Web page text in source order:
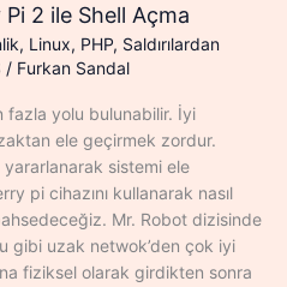
2 ile Shell Açma
, Linux, PHP, Saldırılardan
/ Furkan Sandal
fazla yolu bulunabilir. İyi
ele geçirmek zordur.
sistemi ele
pi cihazını kullanarak nasıl
Mr. Robot dizisinde
gibi uzak netwok’den çok iyi
fiziksel olarak girdikten sonra